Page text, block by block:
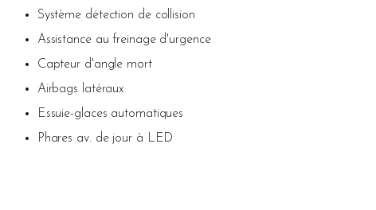
Système détection de collision
Assistance au freinage d'urgence
Capteur d'angle mort
Airbags latéraux
Essuie-glaces automatiques
Phares av. de jour à LED